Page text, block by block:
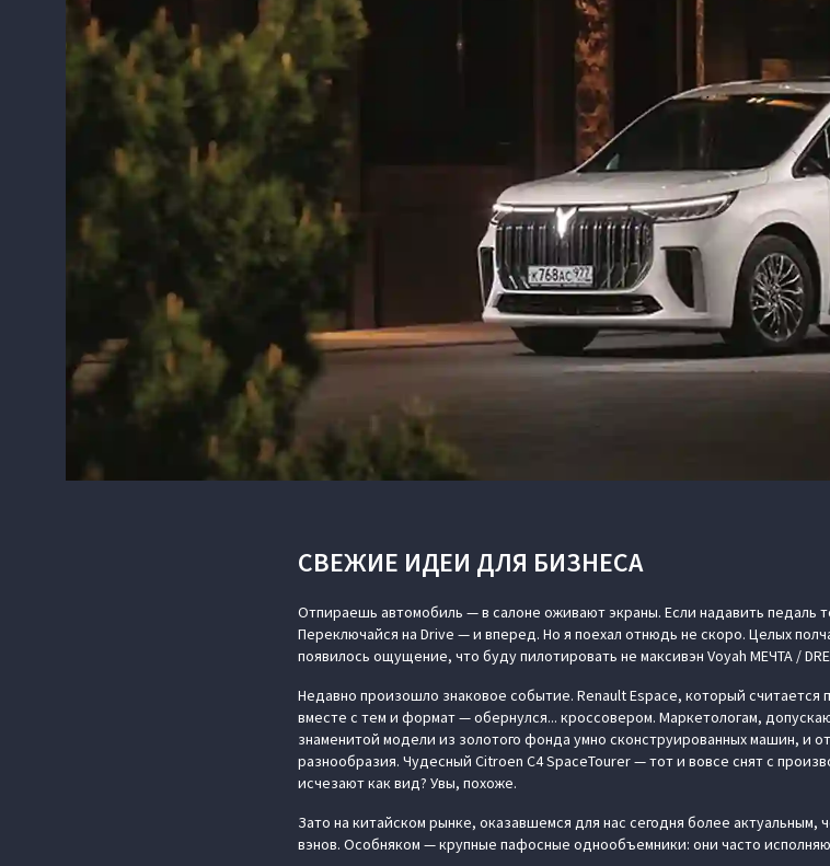
СВЕЖИЕ ИДЕИ ДЛЯ БИЗНЕСА
Отпираешь автомобиль — в салоне оживают экраны. Если надавить педаль
Переключайся на Drive — и вперед. Но я поехал отнюдь не скоро. Целых
появилось ощущение, что буду пилотировать не максивэн Voyah МЕЧТА /
Недавно произошло знаковое событие. Renault Espace, который
вместе с тем и формат — обернулся... кроссовером. Маркетологам,
знаменитой модели из золотого фонда умно сконструированных машин, и
разнообразия. Чудесный Citroen C4 SpaceTourer — тот и вовсе снят с
исчезают как вид? Увы, похоже.
Зато на китайском рынке, оказавшемся для нас сегодня более актуальным,
вэнов. Особняком — крупные пафосные однообъемники: они часто